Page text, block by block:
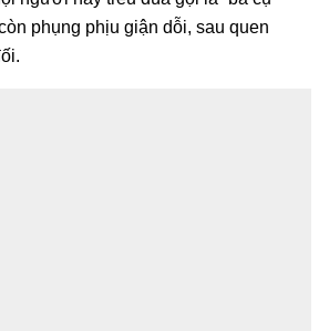
phụng phịu giận dỗi, sau quen